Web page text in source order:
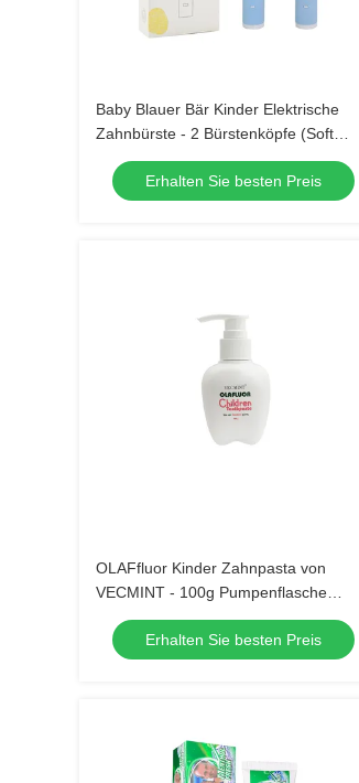
Baby Blauer Bär Kinder Elektrische
Zahnbürste - 2 Bürstenköpfe (Soft
Bristle) Wasserdichte Schallzahnbürste
mit 3 Modi für Kinder 3-15 Jahre Alt
Mundpflege-Kit
Erhalten Sie besten Preis
OLAFfluor Kinder Zahnpasta von
VECMINT - 100g Pumpenflasche
Erdbeergeschmack sichere
Mundpflege Zahnpasta für Kinder 
tägliche Hygiene
Erhalten Sie besten Preis